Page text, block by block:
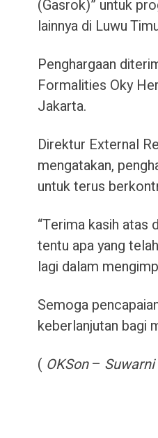
(Gasrok)” untuk
lainnya di Luwu
Penghargaan
Formalities Oky
Jakarta.
Direktur External
mengatakan,
untuk terus
“Terima kasih atas
tentu apa yang
lagi dalam
Semoga
keberlanjutan bagi
( OKSon– Suwarni